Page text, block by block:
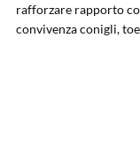
rafforzare rapporto
convivenza conigli,